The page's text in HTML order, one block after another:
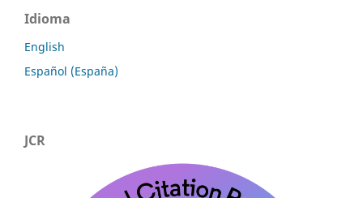
Idioma
English
Español (España)
JCR